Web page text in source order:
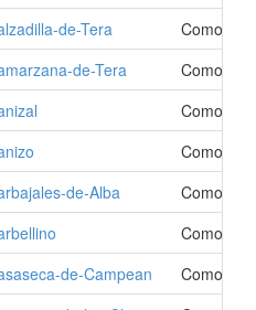
de-Tera
Como Ir a
de-Tera
Como Ir a
Como Ir a
Como Ir a
de-Alba
Como Ir a
Como Ir a
de-Campean
Como Ir a